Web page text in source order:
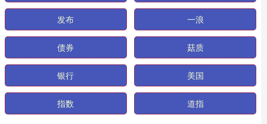
发布 一浪
债券 菇质
银行 美国
指数 道指